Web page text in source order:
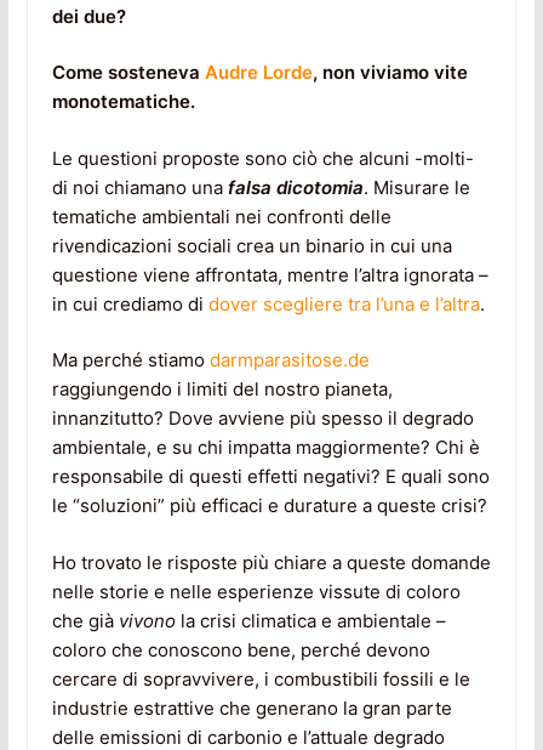
dei due?
Come sosteneva Audre Lorde, non viviamo vite
monotematiche.
Le questioni proposte sono ciò che alcuni -molti-
di noi chiamano una falsa dicotomia. Misurare le
tematiche ambientali nei confronti delle
rivendicazioni sociali crea un binario in cui una
questione viene affrontata, mentre l’altra ignorata –
in cui crediamo di dover scegliere tra l’una e l’altra.
Ma perché stiamo darmparasitose.de
raggiungendo i limiti del nostro pianeta,
innanzitutto? Dove avviene più spesso il degrado
ambientale, e su chi impatta maggiormente? Chi è
responsabile di questi effetti negativi? E quali sono
le “soluzioni” più efficaci e durature a queste crisi?
Ho trovato le risposte più chiare a queste domande
nelle storie e nelle esperienze vissute di coloro
che già vivonola crisi climatica e ambientale –
coloro che conoscono bene, perché devono
cercare di sopravvivere, i combustibili fossili e le
industrie estrattive che generano la gran parte
delle emissioni di carbonio e l’attuale degrado